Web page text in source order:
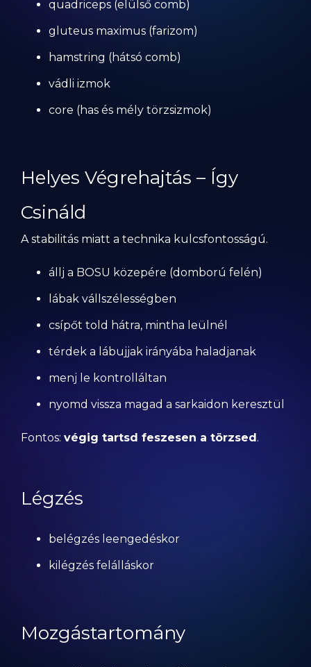
quadriceps (elülső comb)
gluteus maximus (farizom)
hamstring (hátsó comb)
vádli izmok
core (has és mély törzsizmok)
Helyes Végrehajtás – Így
Csináld
A stabilitás miatt a technika kulcsfontosságú.
állj a BOSU közepére (domború felén)
lábak vállszélességben
csípőt told hátra, mintha leülnél
térdek a lábujjak irányába haladjanak
menj le kontrolláltan
nyomd vissza magad a sarkaidon keresztül
Fontos: végig tartsd feszesen a törzsed.
Légzés
belégzés leengedéskor
kilégzés felálláskor
Mozgástartomány